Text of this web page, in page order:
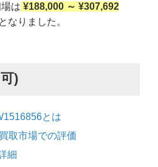
は ¥188,000 ～ ¥307,692
となりました。
)
とは
取市場での評価
細